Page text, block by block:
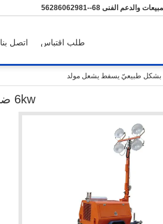
والدعم الفنى 86--18926068265
اتصل بنا طلب اقتباس
6kw ضوء برج مولد بشكل طبيعيّ يسفط يشعل مولد